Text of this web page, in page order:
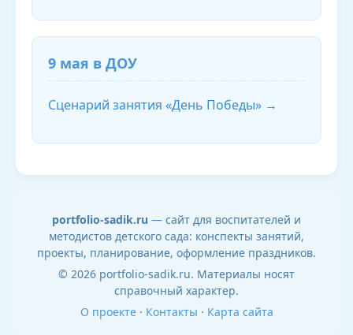
9 мая в ДОУ
Сценарий занятия «День Победы» →
portfolio-sadik.ru — сайт для воспитателей и
методистов детского сада: конспекты занятий,
проекты, планирование, оформление праздников.
© 2026 portfolio-sadik.ru. Материалы носят
справочный характер.
О проекте· Контакты · Карта сайта